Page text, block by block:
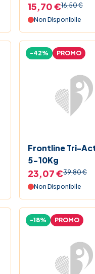
15,70 €16,50 €
Non Disponibile
Frontline Tri-
5-10Kg
-42% PROMO
23,07 €39,80 €
Non Disponibile
-18% PROMO